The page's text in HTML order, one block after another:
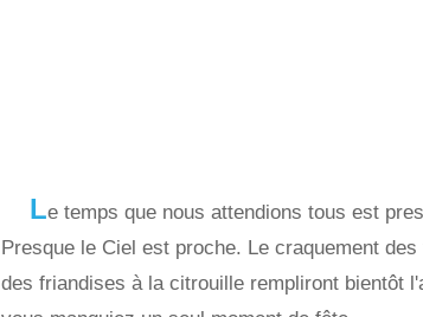
Le temps que nous attendions tous est
Presque le Ciel est proche. Le craquement
des friandises à la citrouille rempliront bientôt